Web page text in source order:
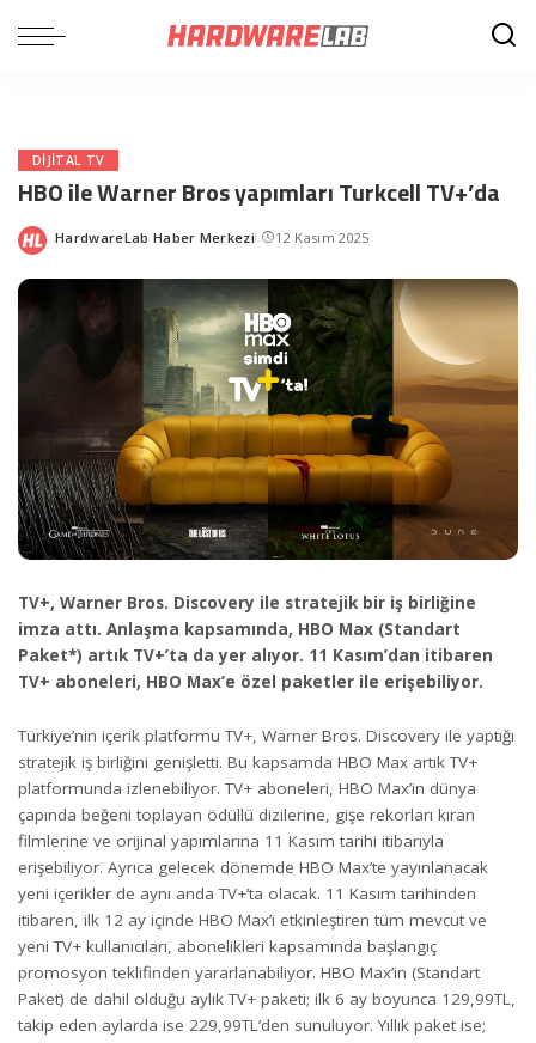
DIJITAL TV
HBO ile Warner Bros yapımları Turkcell TV+’da
Posted
HardwareLab Haber Merkezi 12 Kasım 2025
TV+, Warner Bros. Discovery ile stratejik bir iş birliğine
imza attı. Anlaşma kapsamında, HBO Max (Standart
Paket*) artık TV+’ta da yer alıyor. 11 Kasım’dan itibaren
TV+ aboneleri, HBO Max’e özel paketler ile erişebiliyor.
Türkiye’nin içerik platformu TV+, Warner Bros. Discovery ile yaptığı
stratejik iş birliğini genişletti. Bu kapsamda HBO Max artık TV+
platformunda izlenebiliyor. TV+ aboneleri, HBO Max’in dünya
çapında beğeni toplayan ödüllü dizilerine, gişe rekorları kıran
filmlerine ve orijinal yapımlarına 11 Kasım tarihi itibarıyla
erişebiliyor. Ayrıca gelecek dönemde HBO Max’te yayınlanacak
yeni içerikler de aynı anda TV+’ta olacak. 11 Kasım tarihinden
itibaren, ilk 12 ay içinde HBO Max’i etkinleştiren tüm mevcut ve
yeni TV+ kullanıcıları, abonelikleri kapsamında başlangıç
promosyon teklifinden yararlanabiliyor. HBO Max’in (Standart
Paket) de dahil olduğu aylık TV+ paketi; ilk 6 ay boyunca 129,99TL,
takip eden aylarda ise 229,99TL’den sunuluyor. Yıllık paket ise;